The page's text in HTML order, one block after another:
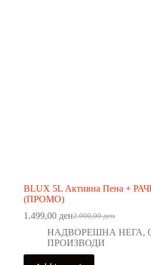
BLUX 5L Активна Пена +
(ПРОМО)
2.000,00ден
Original
price
was:
2.000,00 ден.
1.499,00 денCurrent
price
is:
1.499,00 ден.
НАДВОРЕШНА НЕГА,
ПРОИЗВОДИ